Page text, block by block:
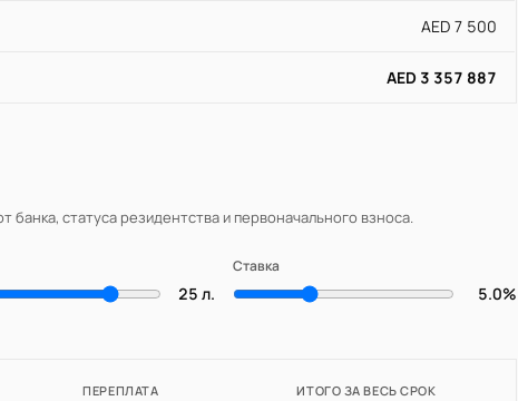
AED 7 500
AED 3 357 887
банка, статуса резидентства и первоначального взноса.
25 л.
Ставка
5.0%
ПЕРЕПЛАТА ИТОГО ЗА ВЕСЬ СРОК